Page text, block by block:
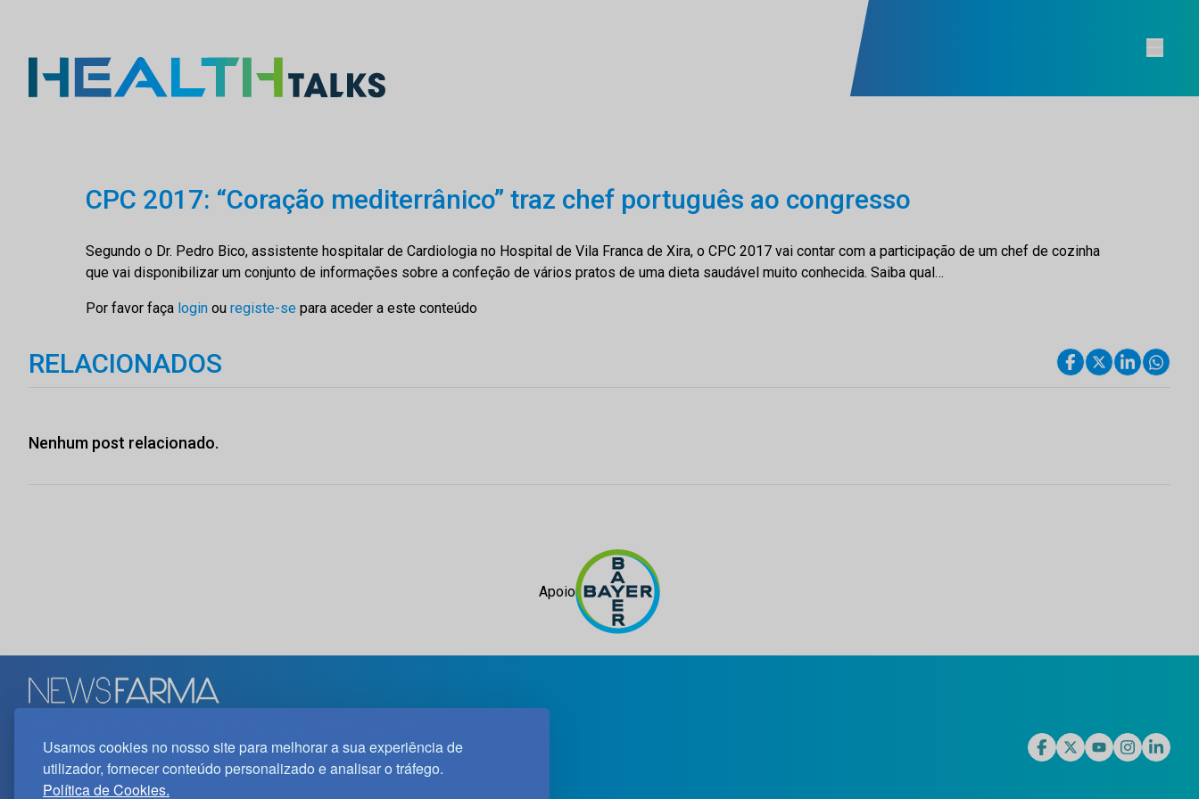
Usamos cookies no nosso site para melhorar a sua experiência de
utilizador, fornecer conteúdo personalizado e analisar o tráfego.
Política de Cookies.
CPC 2017: “Coração mediterrânico” traz chef português ao congresso
Segundo o Dr. Pedro Bico, assistente hospitalar de Cardiologia no Hospital de Vila Franca de Xira, o CPC 2017 vai contar com a participação de um chef de cozinha
que vai disponibilizar um conjunto de informações sobre a confeção de vários pratos de uma dieta saudável muito conhecida. Saiba qual…
Por favor faça login ou registe-se para aceder a este conteúdo
RELACIONADOS
Nenhum post relacionado.
Apoio
1800-282 Lisboa | Portugal
21 850 40 65